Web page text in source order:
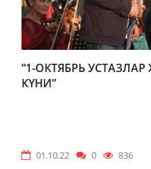
“1-ОКТЯБРЬ
КҮНИ”
01.10.22 0 836